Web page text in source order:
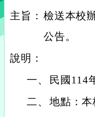
主旨： 檢送本校
公告。
說明：
一、
民國114
二、 地點：本